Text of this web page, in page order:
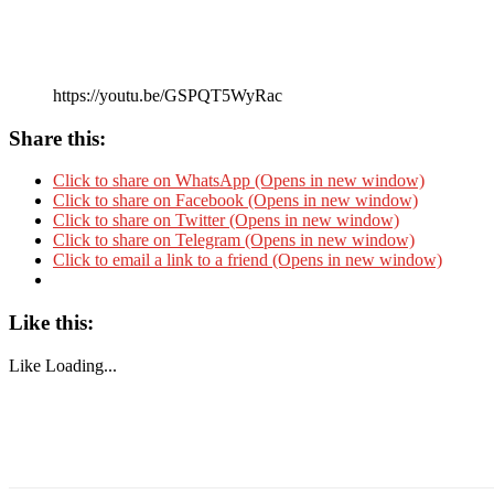
https://youtu.be/GSPQT5WyRac
Share this:
Click to share on WhatsApp (Opens in new window)
Click to share on Facebook (Opens in new window)
Click to share on Twitter (Opens in new window)
Click to share on Telegram (Opens in new window)
Click to email a link to a friend (Opens in new window)
Like this:
Like Loading...